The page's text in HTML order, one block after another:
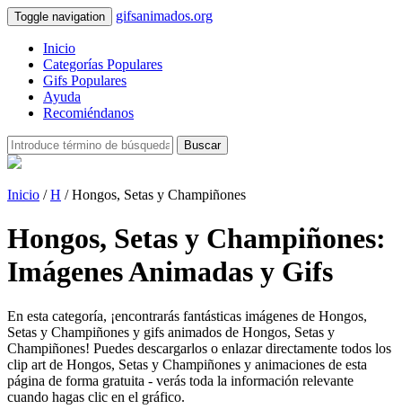
Toggle navigation gifsanimados.org
Inicio
Categorías Populares
Gifs Populares
Ayuda
Recomiéndanos
Buscar
Inicio /H / Hongos, Setas y Champiñones
Hongos, Setas y Champiñones:
Imágenes Animadas y Gifs
En esta categoría, ¡encontrarás fantásticas imágenes de Hongos,
Setas y Champiñones y gifs animados de Hongos, Setas y
Champiñones! Puedes descargarlos o enlazar directamente todos los
clip art de Hongos, Setas y Champiñones y animaciones de esta
página de forma gratuita - verás toda la información relevante
cuando hagas clic en el gráfico.